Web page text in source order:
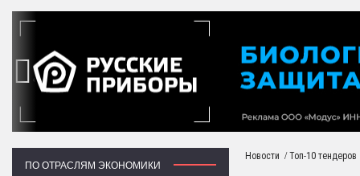
‹
ПО ОТРАСЛЯМ ЭКОНОМИКИ
Новости /Топ-10 тендеров